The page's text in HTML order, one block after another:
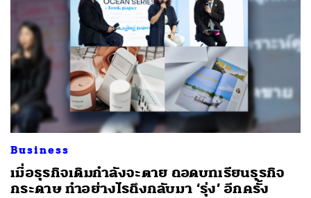
Business
เมื่อธุรกิจเดิมกำลังจะตาย ถอดบทเรียนธุรกิจ
กระดาษ ทำอย่างไรถึงกลับมา ‘รุ่ง’ อีกครั้ง
ค้นหา
SHARE TWEET LINE EMAIL